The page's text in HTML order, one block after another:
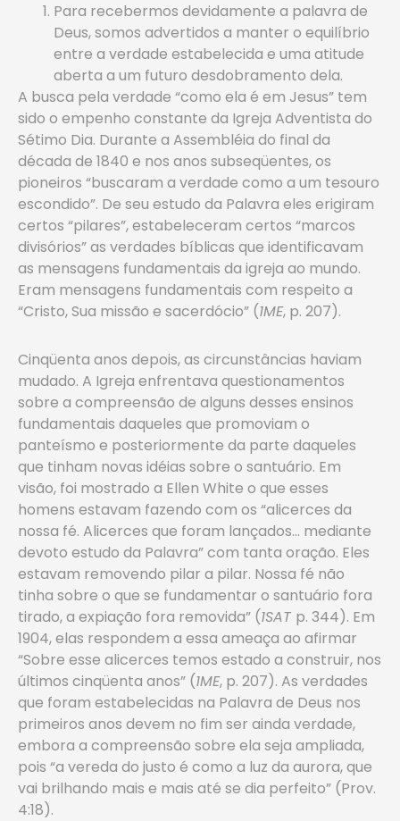
Para recebermos devidamente a palavra de
Deus, somos advertidos a manter o equilíbrio
entre a verdade estabelecida e uma atitude
aberta a um futuro desdobramento dela.
A busca pela verdade “como ela é em Jesus” tem
sido o empenho constante da Igreja Adventista do
Sétimo Dia. Durante a Assembléia do final da
década de 1840 e nos anos subseqüentes, os
pioneiros “buscaram a verdade como a um tesouro
escondido”. De seu estudo da Palavra eles erigiram
certos “pilares”, estabeleceram certos “marcos
divisórios” as verdades bíblicas que identificavam
as mensagens fundamentais da igreja ao mundo.
Eram mensagens fundamentais com respeito a
“Cristo, Sua missão e sacerdócio” (1ME, p. 207).
Cinqüenta anos depois, as circunstâncias haviam
mudado. A Igreja enfrentava questionamentos
sobre a compreensão de alguns desses ensinos
fundamentais daqueles que promoviam o
panteísmo e posteriormente da parte daqueles
que tinham novas idéias sobre o santuário. Em
visão, foi mostrado a Ellen White o que esses
homens estavam fazendo com os “alicerces da
nossa fé. Alicerces que foram lançados… mediante
devoto estudo da Palavra” com tanta oração. Eles
estavam removendo pilar a pilar. Nossa fé não
tinha sobre o que se fundamentar o santuário fora
tirado, a expiação fora removida” (1SAT p. 344). Em
1904, elas respondem a essa ameaça ao afirmar
“Sobre esse alicerces temos estado a construir, nos
últimos cinqüenta anos” (1ME, p. 207). As verdades
que foram estabelecidas na Palavra de Deus nos
primeiros anos devem no fim ser ainda verdade,
embora a compreensão sobre ela seja ampliada,
pois “a vereda do justo é como a luz da aurora, que
vai brilhando mais e mais até se dia perfeito” (Prov.
4:18).